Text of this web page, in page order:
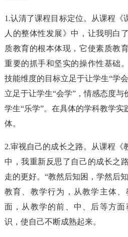
1.认清了课程目标定位。从课程《
人的整体性发展》中，让我明白
质教育的根本体现，它使素质教
重要的抓手和坚实的操作性基础
技能维度的目标立足于让学生“学
立足于让学生“会学”，情感态度
学生“乐学”。在具体的学科教学
体。
2.审视自己的成长之路。从课程《
中，我重新反思了自己的成长之
走的更好。“教然后知困，学然后
教育、教学行为，从教学主体
面，从教学的前、中、后等方
识，使自己不断成熟起来。